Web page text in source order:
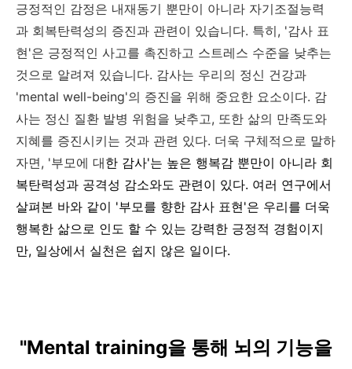
긍정적인 감정은 내재동기 뿐만이 아니라 자기조절능력
과 회복탄력성의 증진과 관련이 있습니다. 특히, '감사 표
현'은 긍정적인 사고를 촉진하고 스트레스 수준을 낮추는
것으로 알려져 있습니다. 감사는 우리의 정신 건강과
'mental well-being'의 증진을 위해 중요한 요소이다. 감
사는 정신 질환 발병 위험을 낮추고, 또한 삶의 만족도와
지혜를 증진시키는 것과 관련 있다. 더욱 구체적으로 말하
자면, '부모에 대한 감사'는 높은 행복감 뿐만이 아니라 회
복탄력성과 공격성 감소와도 관련이 있다. 여러 연구에서
살펴본 바와 같이 '부모를 향한 감사 표현'은 우리를 더욱
행복한 삶으로 인도 할 수 있는 강력한 긍정적 경험이지
만, 일상에서 실천은 쉽지 않은 일이다.
"Mental training을 통해 뇌의 기능을